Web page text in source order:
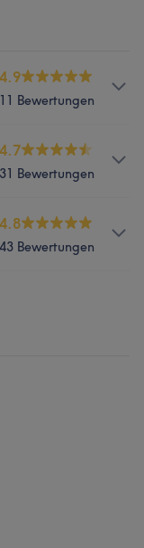
4.9
11 Bewertungen
4.7
31 Bewertungen
4.8
43 Bewertungen